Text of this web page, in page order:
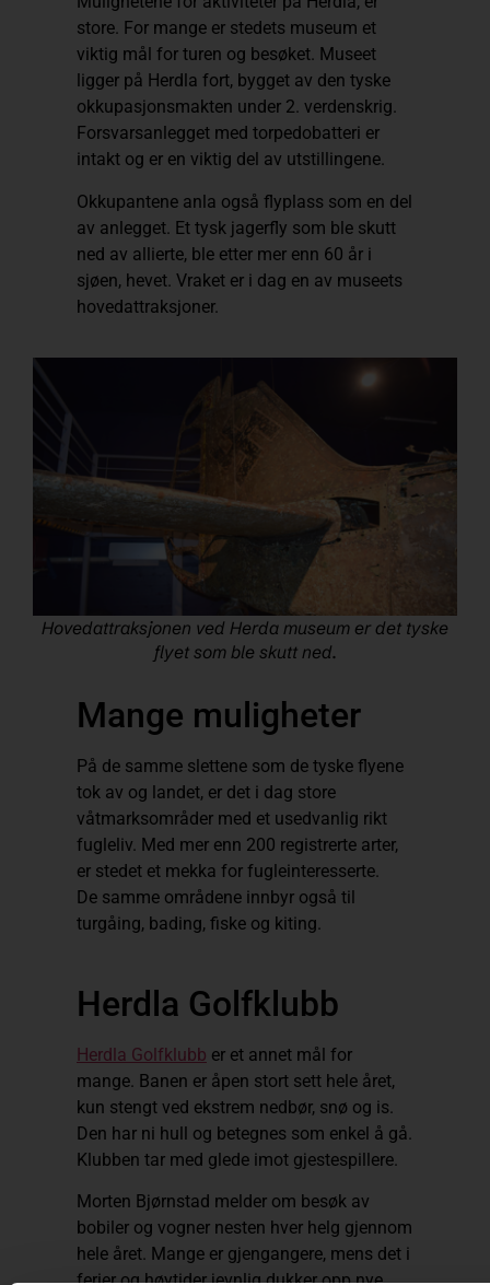
store. For mange er stedets museum et
viktig mål for turen og besøket. Museet
ligger på Herdla fort, bygget av den tyske
okkupasjonsmakten under 2. verdenskrig.
Forsvarsanlegget med torpedobatteri er
intakt og er en viktig del av utstillingene.
Okkupantene anla også flyplass som en del
av anlegget. Et tysk jagerfly som ble skutt
ned av allierte, ble etter mer enn 60 år i
sjøen, hevet. Vraket er i dag en av museets
hovedattraksjoner.
Hovedattraksjonen ved Herda museum er det tyske
flyet som ble skutt ned.
Mange muligheter
På de samme slettene som de tyske flyene
tok av og landet, er det i dag store
våtmarksområder med et usedvanlig rikt
fugleliv. Med mer enn 200 registrerte arter,
er stedet et mekka for fugleinteresserte.
De samme områdene innbyr også til
turgåing, bading, fiske og kiting.
Herdla Golfklubb
Herdla Golfklubb er et annet mål for
mange. Banen er åpen stort sett hele året,
kun stengt ved ekstrem nedbør, snø og is.
Den har ni hull og betegnes som enkel å gå.
Klubben tar med glede imot gjestespillere.
Morten Bjørnstad melder om besøk av
bobiler og vogner nesten hver helg gjennom
hele året. Mange er gjengangere, mens det i
ferier og høytider jevnlig dukker opp nye